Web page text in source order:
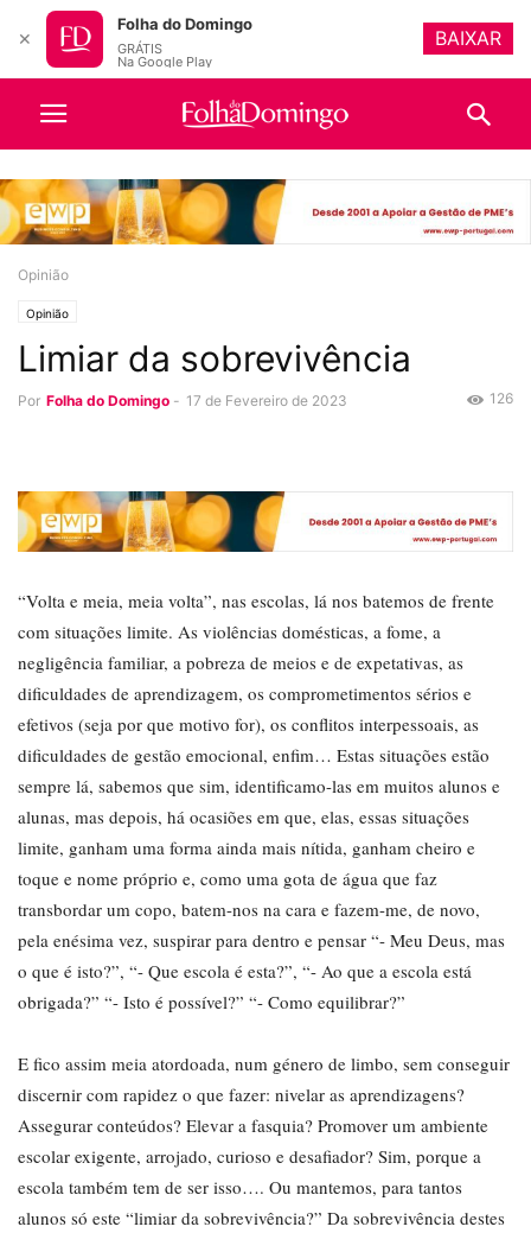
Opinião
Opinião
Limiar da sobrevivência
Por Folha do Domingo - 17 de Fevereiro de 2023 126
“Volta e meia, meia volta”, nas escolas, lá nos batemos de frente
com situações limite. As violências domésticas, a fome, a
negligência familiar, a pobreza de meios e de expetativas, as
dificuldades de aprendizagem, os comprometimentos sérios e
efetivos (seja por que motivo for), os conflitos interpessoais, as
dificuldades de gestão emocional, enfim… Estas situações estão
sempre lá, sabemos que sim, identificamo-las em muitos alunos e
alunas, mas depois, há ocasiões em que, elas, essas situações
limite, ganham uma forma ainda mais nítida, ganham cheiro e
toque e nome próprio e, como uma gota de água que faz
transbordar um copo, batem-nos na cara e fazem-me, de novo,
pela enésima vez, suspirar para dentro e pensar “- Meu Deus, mas
o que é isto?”, “- Que escola é esta?”, “- Ao que a escola está
obrigada?” “- Isto é possível?” “- Como equilibrar?”
E fico assim meia atordoada, num género de limbo, sem conseguir
discernir com rapidez o que fazer: nivelar as aprendizagens?
Assegurar conteúdos? Elevar a fasquia? Promover um ambiente
escolar exigente, arrojado, curioso e desafiador? Sim, porque a
escola também tem de ser isso…. Ou mantemos, para tantos
alunos só este “limiar da sobrevivência?” Da sobrevivência destes
✕
Folha do Domingo
GRÁTIS
Na Google Play
BAIXAR